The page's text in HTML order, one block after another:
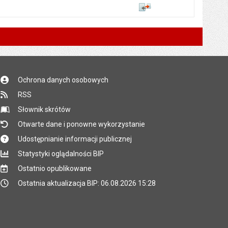
Ochrona danych osobowych
RSS
Słownik skrótów
Otwarte dane i ponowne wykorzystanie
Udostępnianie informacji publicznej
Statystyki oglądalności BIP
Ostatnio opublikowane
Ostatnia aktualizacja BIP: 06.08.2026 15:28